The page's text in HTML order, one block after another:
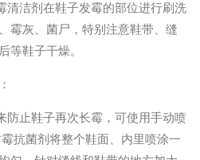
清洁剂在鞋子发霉的部位进行刷洗
霉灰、菌尸，特别注意鞋带、缝
等鞋子干燥。
防止鞋子再次长霉，可使用手动喷
抗菌剂将整个鞋面、内里喷涂一